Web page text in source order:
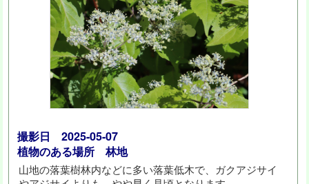
撮影日 2025-05-07
植物のある場所 林地
山地の落葉樹林内などに多い落葉低木で、ガクアジサイ